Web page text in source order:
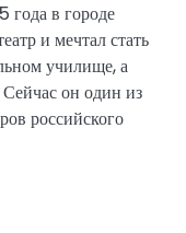
года в городе
и мечтал стать
училище, а
он один из
российского